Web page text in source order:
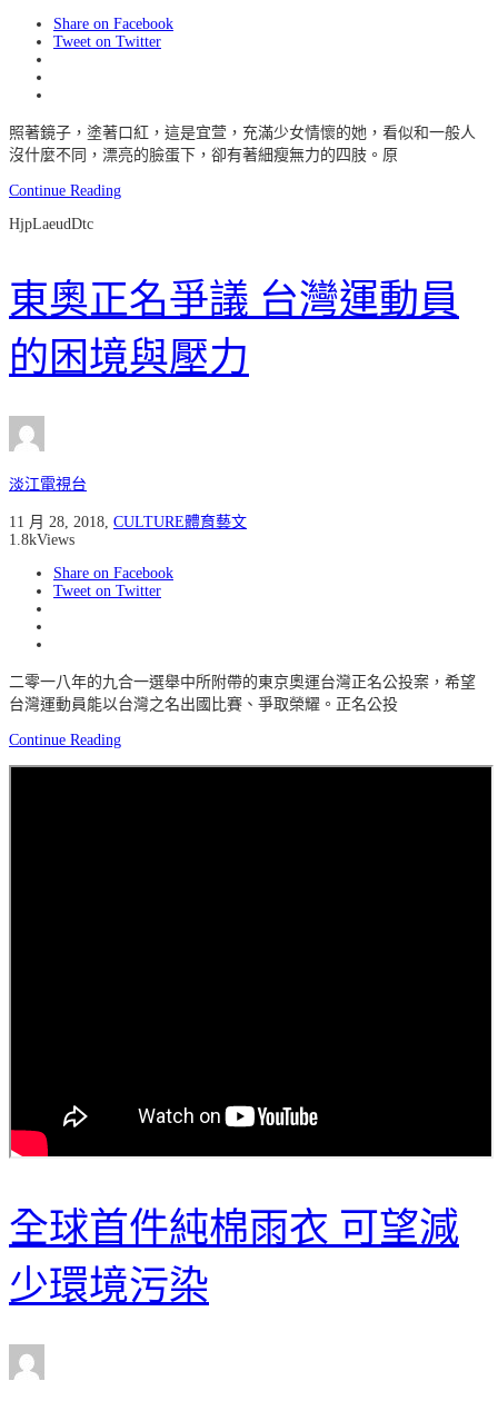
Share on Facebook
Tweet on Twitter
照著鏡子，塗著口紅，這是宜萱，充滿少女情懷的她，看似和一般人
沒什麼不同，漂亮的臉蛋下，卻有著細瘦無力的四肢。原
Continue Reading
HjpLaeudDtc
東奧正名爭議 台灣運動員
的困境與壓力
淡江電視台
11 月 28, 2018 CULTURE體育藝文
1.8kViews
Share on Facebook
Tweet on Twitter
二零一八年的九合一選舉中所附帶的東京奧運台灣正名公投案，希望
台灣運動員能以台灣之名出國比賽、爭取榮耀。正名公投
Continue Reading
全球首件純棉雨衣 可望減
少環境污染